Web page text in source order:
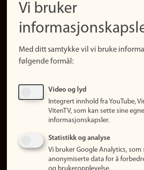
(no)
Finn forsker
Presse
Finn studier
Ledige stillinger
Om nettstedet
Informasjonskapsler
Vi bruker
Med ditt samtykke vil vi bruke
følgende formål:
Video og lyd
Integrert innhold fra YouTube,
VitenTV, som kan sette sine egne
informasjonskapsler.
Statistikk og analyse
Vi bruker Google Analytics, som
anonymiserte data for å